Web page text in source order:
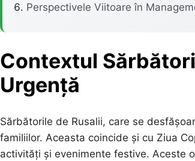
Perspectivele Viitoare în
Contextul
Urgență
Sărbătorile de Rusalii, care se
familiilor. Aceasta coincide și cu Ziua
activități și evenimente festive. Aceste